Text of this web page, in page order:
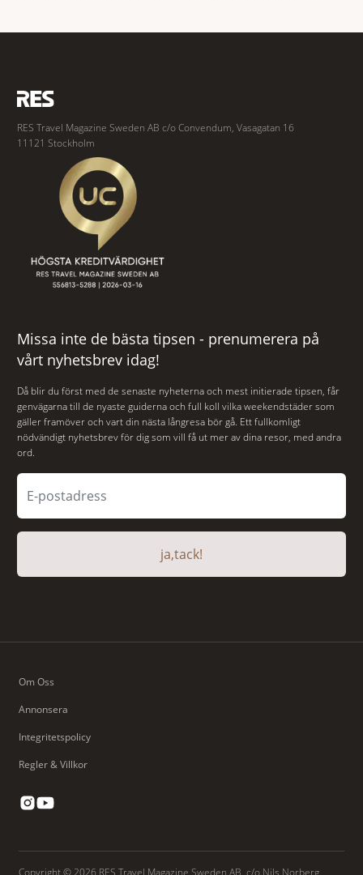
RES Travel Magazine Sweden AB c/o Convendum, Vasagatan 16
11121 Stockholm
Missa inte de bästa tipsen - prenumerera på
vårt nyhetsbrev idag!
Då blir du först med de senaste nyheterna och mest initierade tipsen, får
genvägarna till de nyaste guiderna och full koll vilka weekendstäder som
gäller framöver och vart din nästa långresa bör gå. Ett fullkomligt
nödvändigt nyhetsbrev för dig som vill få ut mer av dina resor, med andra
ord.
ja,tack!
Om Oss
Annonsera
Integritetspolicy
Regler & Villkor
Copyright © 2026 RES Travel Magazine Sweden AB, c/o Nils Norberg,